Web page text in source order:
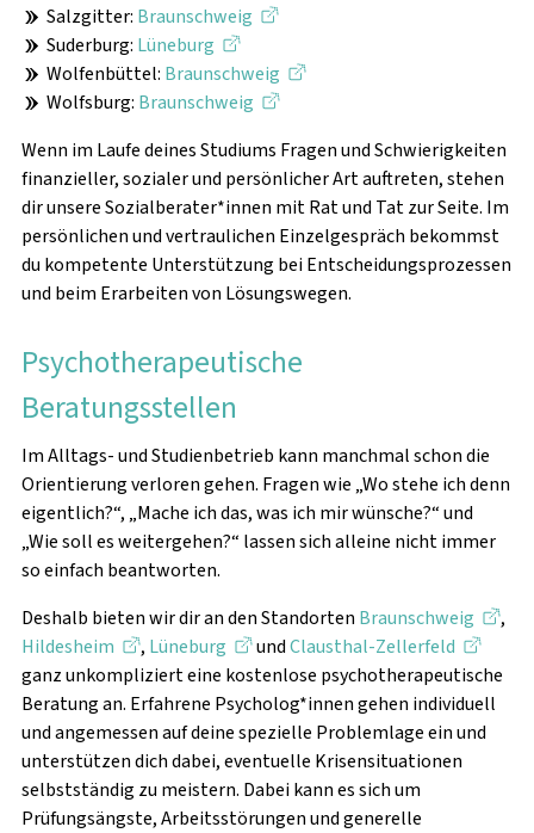
Salzgitter: Braunschweig
Suderburg: Lüneburg
Wolfenbüttel: Braunschweig
Wolfsburg: Braunschweig
Wenn im Laufe deines Studiums Fragen und Schwierigkeiten
finanzieller, sozialer und persönlicher Art auftreten, stehen
dir unsere Sozialberater*innen mit Rat und Tat zur Seite. Im
persönlichen und vertraulichen Einzelgespräch bekommst
du kompetente Unterstützung bei Entscheidungsprozessen
und beim Erarbeiten von Lösungswegen.
Psychotherapeutische
Beratungsstellen
Im Alltags- und Studienbetrieb kann manchmal schon die
Orientierung verloren gehen. Fragen wie „Wo stehe ich denn
eigentlich?“, „Mache ich das, was ich mir wünsche?“ und
„Wie soll es weitergehen?“ lassen sich alleine nicht immer
so einfach beantworten.
Deshalb bieten wir dir an den Standorten Braunschweig
,
Hildesheim
, Lüneburg undClausthal-Zellerfeld
ganz unkompliziert eine kostenlose psychotherapeutische
Beratung an. Erfahrene Psycholog*innen gehen individuell
und angemessen auf deine spezielle Problemlage ein und
unterstützen dich dabei, eventuelle Krisensituationen
selbstständig zu meistern. Dabei kann es sich um
Prüfungsängste, Arbeitsstörungen und generelle